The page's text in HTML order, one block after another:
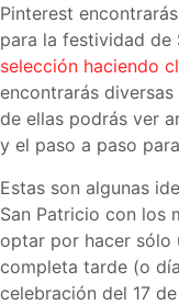
Pinterest
para la festividad de
selección haciendo
encontrarás
de ellas podrás ver
y el paso a paso
Estas son algunas
San Patricio con los
optar por hacer sólo
completa tarde (o
celebración del 17